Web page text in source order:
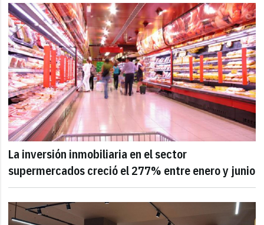
La inversión inmobiliaria en el sector
supermercados creció el 277% entre enero y junio